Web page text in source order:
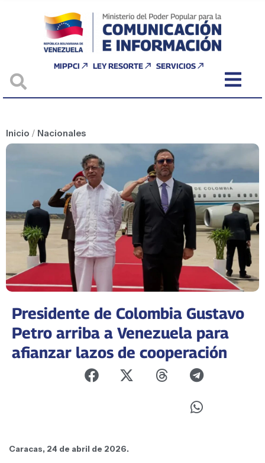
MIPPCI LEY RESORTE SERVICIOS
Inicio / Nacionales
Presidente de Colombia Gustavo
Petro arriba a Venezuela para
afianzar lazos de cooperación
Caracas, 24 de abril de 2026.